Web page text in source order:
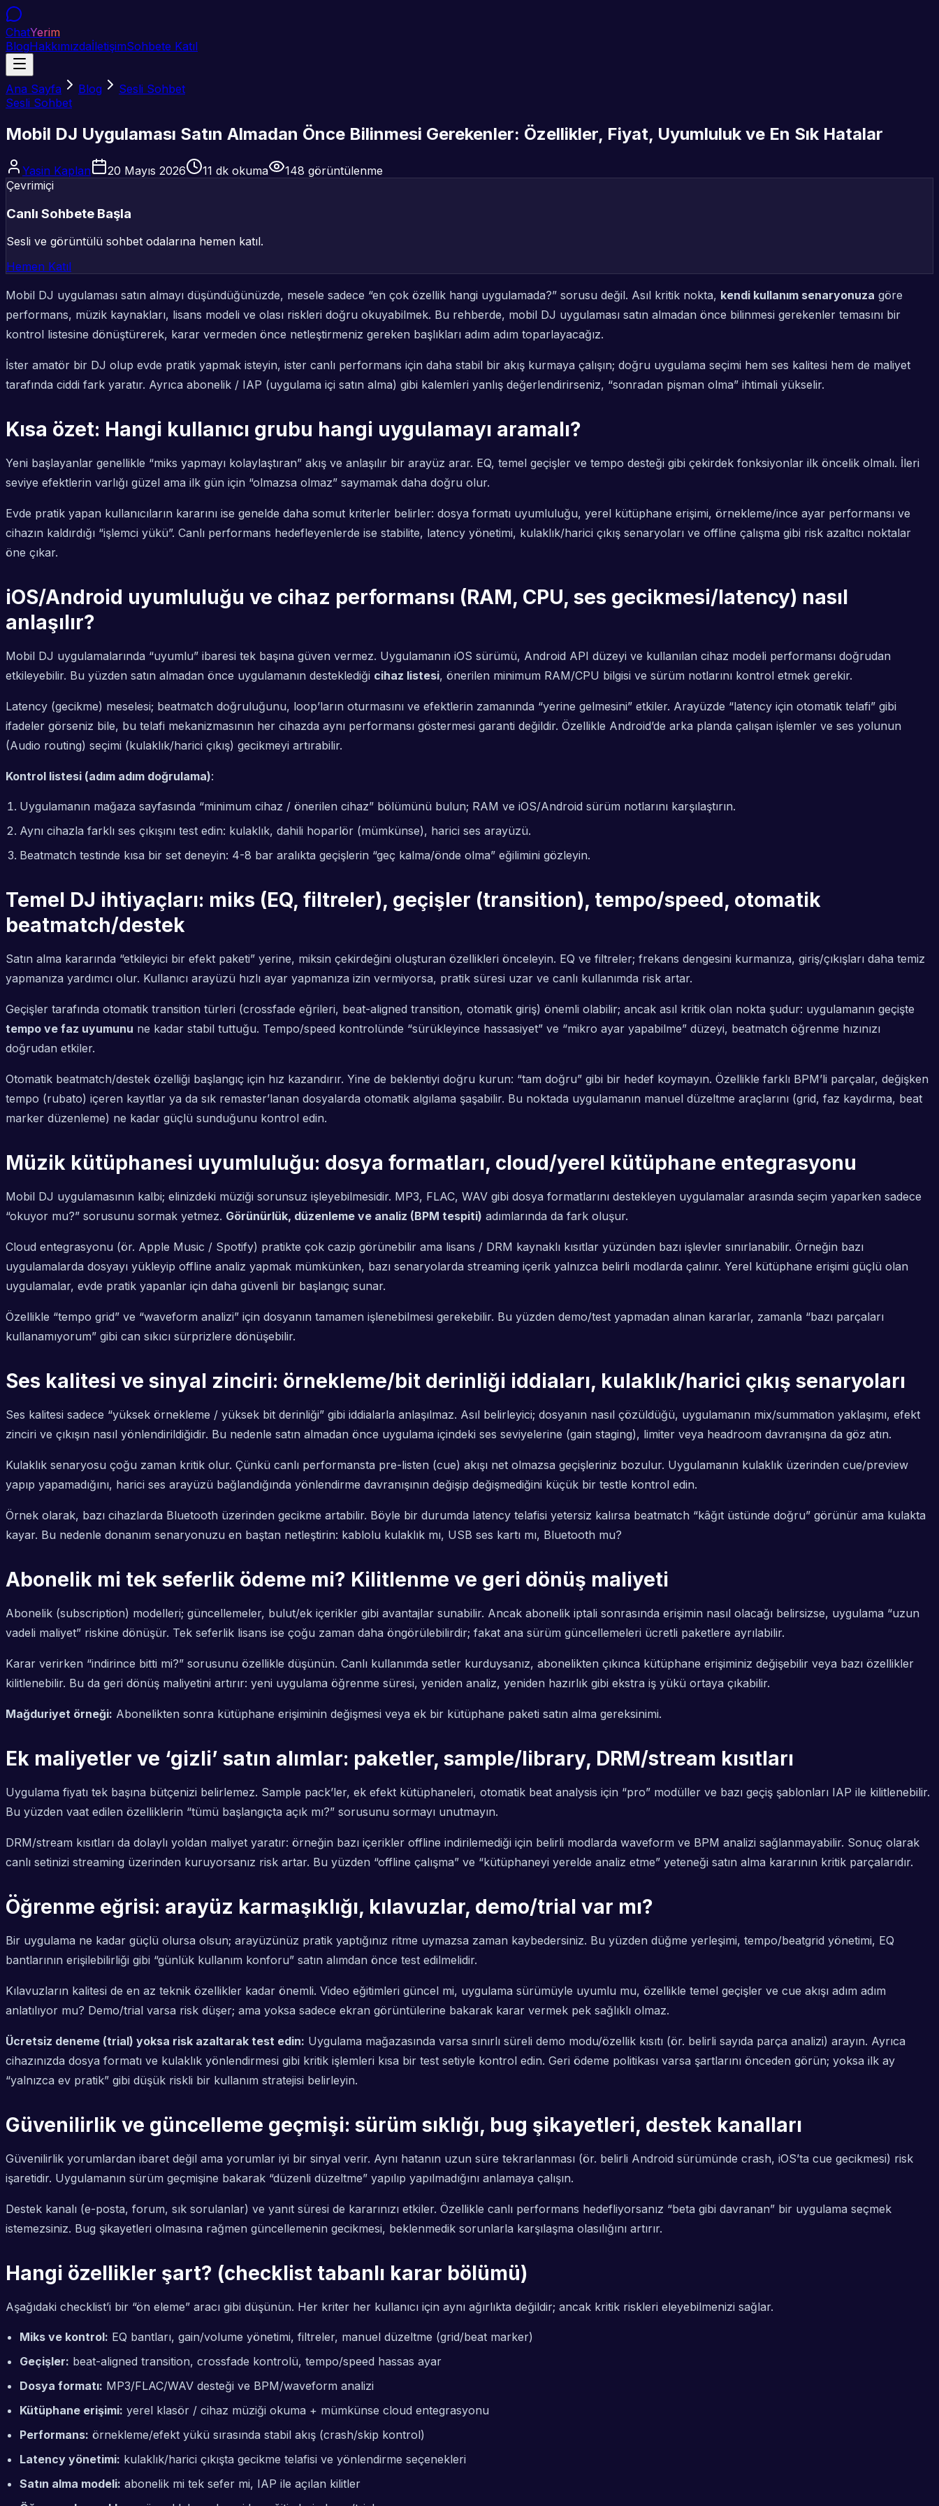
ChatYerim
BlogHakkımızdaİletişimSohbete Katıl
Ana Sayfa Blog
Sesli Sohbet
Sesli Sohbet
Mobil DJ Uygulaması Satın Almadan Önce Bilinmesi Gerekenler: Özellikler, Fiyat, Uyumluluk ve En Sık Hatalar
Yasin Kaplan 20 Mayıs 2026 11 dk okuma 148 görüntülenme
Çevrimiçi
Canlı Sohbete Başla
Sesli ve görüntülü sohbet odalarına hemen katıl.
Hemen Katıl
Mobil DJ uygulaması satın almayı düşündüğünüzde, mesele sadece “en çok özellik hangi uygulamada?” sorusu değil. Asıl kritik nokta, kendi kullanım senaryonuza göre
performans, müzik kaynakları, lisans modeli ve olası riskleri doğru okuyabilmek. Bu rehberde, mobil DJ uygulaması satın almadan önce bilinmesi gerekenler temasını bir
kontrol listesine dönüştürerek, karar vermeden önce netleştirmeniz gereken başlıkları adım adım toparlayacağız.
İster amatör bir DJ olup evde pratik yapmak isteyin, ister canlı performans için daha stabil bir akış kurmaya çalışın; doğru uygulama seçimi hem ses kalitesi hem de maliyet
tarafında ciddi fark yaratır. Ayrıca abonelik / IAP (uygulama içi satın alma) gibi kalemleri yanlış değerlendirirseniz, “sonradan pişman olma” ihtimali yükselir.
Kısa özet: Hangi kullanıcı grubu hangi uygulamayı aramalı?
Yeni başlayanlar genellikle “miks yapmayı kolaylaştıran” akış ve anlaşılır bir arayüz arar. EQ, temel geçişler ve tempo desteği gibi çekirdek fonksiyonlar ilk öncelik olmalı. İleri
seviye efektlerin varlığı güzel ama ilk gün için “olmazsa olmaz” saymamak daha doğru olur.
Evde pratik yapan kullanıcıların kararını ise genelde daha somut kriterler belirler: dosya formatı uyumluluğu, yerel kütüphane erişimi, örnekleme/ince ayar performansı ve
cihazın kaldırdığı “işlemci yükü”. Canlı performans hedefleyenlerde ise stabilite, latency yönetimi, kulaklık/harici çıkış senaryoları ve offline çalışma gibi risk azaltıcı noktalar
öne çıkar.
iOS/Android uyumluluğu ve cihaz performansı (RAM, CPU, ses gecikmesi/latency) nasıl
anlaşılır?
Mobil DJ uygulamalarında “uyumlu” ibaresi tek başına güven vermez. Uygulamanın iOS sürümü, Android API düzeyi ve kullanılan cihaz modeli performansı doğrudan
etkileyebilir. Bu yüzden satın almadan önce uygulamanın desteklediği cihaz listesi, önerilen minimum RAM/CPU bilgisi ve sürüm notlarını kontrol etmek gerekir.
Latency (gecikme) meselesi; beatmatch doğruluğunu, loop’ların oturmasını ve efektlerin zamanında “yerine gelmesini” etkiler. Arayüzde “latency için otomatik telafi” gibi
ifadeler görseniz bile, bu telafi mekanizmasının her cihazda aynı performansı göstermesi garanti değildir. Özellikle Android’de arka planda çalışan işlemler ve ses yolunun
(Audio routing) seçimi (kulaklık/harici çıkış) gecikmeyi artırabilir.
Kontrol listesi (adım adım doğrulama):
Uygulamanın mağaza sayfasında “minimum cihaz / önerilen cihaz” bölümünü bulun; RAM ve iOS/Android sürüm notlarını karşılaştırın.
Aynı cihazla farklı ses çıkışını test edin: kulaklık, dahili hoparlör (mümkünse), harici ses arayüzü.
Beatmatch testinde kısa bir set deneyin: 4-8 bar aralıkta geçişlerin “geç kalma/önde olma” eğilimini gözleyin.
Temel DJ ihtiyaçları: miks (EQ, filtreler), geçişler (transition), tempo/speed, otomatik
beatmatch/destek
Satın alma kararında “etkileyici bir efekt paketi” yerine, miksin çekirdeğini oluşturan özellikleri önceleyin. EQ ve filtreler; frekans dengesini kurmanıza, giriş/çıkışları daha temiz
yapmanıza yardımcı olur. Kullanıcı arayüzü hızlı ayar yapmanıza izin vermiyorsa, pratik süresi uzar ve canlı kullanımda risk artar.
Geçişler tarafında otomatik transition türleri (crossfade eğrileri, beat-aligned transition, otomatik giriş) önemli olabilir; ancak asıl kritik olan nokta şudur: uygulamanın geçişte
tempo ve faz uyumunu ne kadar stabil tuttuğu. Tempo/speed kontrolünde “sürükleyince hassasiyet” ve “mikro ayar yapabilme” düzeyi, beatmatch öğrenme hızınızı
doğrudan etkiler.
Otomatik beatmatch/destek özelliği başlangıç için hız kazandırır. Yine de beklentiyi doğru kurun: “tam doğru” gibi bir hedef koymayın. Özellikle farklı BPM’li parçalar, değişken
tempo (rubato) içeren kayıtlar ya da sık remaster’lanan dosyalarda otomatik algılama şaşabilir. Bu noktada uygulamanın manuel düzeltme araçlarını (grid, faz kaydırma, beat
marker düzenleme) ne kadar güçlü sunduğunu kontrol edin.
Müzik kütüphanesi uyumluluğu: dosya formatları, cloud/yerel kütüphane entegrasyonu
Mobil DJ uygulamasının kalbi; elinizdeki müziği sorunsuz işleyebilmesidir. MP3, FLAC, WAV gibi dosya formatlarını destekleyen uygulamalar arasında seçim yaparken sadece
“okuyor mu?” sorusunu sormak yetmez. Görünürlük, düzenleme ve analiz (BPM tespiti) adımlarında da fark oluşur.
Cloud entegrasyonu (ör. Apple Music / Spotify) pratikte çok cazip görünebilir ama lisans / DRM kaynaklı kısıtlar yüzünden bazı işlevler sınırlanabilir. Örneğin bazı
uygulamalarda dosyayı yükleyip offline analiz yapmak mümkünken, bazı senaryolarda streaming içerik yalnızca belirli modlarda çalınır. Yerel kütüphane erişimi güçlü olan
uygulamalar, evde pratik yapanlar için daha güvenli bir başlangıç sunar.
Özellikle “tempo grid” ve “waveform analizi” için dosyanın tamamen işlenebilmesi gerekebilir. Bu yüzden demo/test yapmadan alınan kararlar, zamanla “bazı parçaları
kullanamıyorum” gibi can sıkıcı sürprizlere dönüşebilir.
Ses kalitesi ve sinyal zinciri: örnekleme/bit derinliği iddiaları, kulaklık/harici çıkış senaryoları
Ses kalitesi sadece “yüksek örnekleme / yüksek bit derinliği” gibi iddialarla anlaşılmaz. Asıl belirleyici; dosyanın nasıl çözüldüğü, uygulamanın mix/summation yaklaşımı, efekt
zinciri ve çıkışın nasıl yönlendirildiğidir. Bu nedenle satın almadan önce uygulama içindeki ses seviyelerine (gain staging), limiter veya headroom davranışına da göz atın.
Kulaklık senaryosu çoğu zaman kritik olur. Çünkü canlı performansta pre-listen (cue) akışı net olmazsa geçişleriniz bozulur. Uygulamanın kulaklık üzerinden cue/preview
yapıp yapamadığını, harici ses arayüzü bağlandığında yönlendirme davranışının değişip değişmediğini küçük bir testle kontrol edin.
Örnek olarak, bazı cihazlarda Bluetooth üzerinden gecikme artabilir. Böyle bir durumda latency telafisi yetersiz kalırsa beatmatch “kâğıt üstünde doğru” görünür ama kulakta
kayar. Bu nedenle donanım senaryonuzu en baştan netleştirin: kablolu kulaklık mı, USB ses kartı mı, Bluetooth mu?
Abonelik mi tek seferlik ödeme mi? Kilitlenme ve geri dönüş maliyeti
Abonelik (subscription) modelleri; güncellemeler, bulut/ek içerikler gibi avantajlar sunabilir. Ancak abonelik iptali sonrasında erişimin nasıl olacağı belirsizse, uygulama “uzun
vadeli maliyet” riskine dönüşür. Tek seferlik lisans ise çoğu zaman daha öngörülebilirdir; fakat ana sürüm güncellemeleri ücretli paketlere ayrılabilir.
Karar verirken “indirince bitti mi?” sorusunu özellikle düşünün. Canlı kullanımda setler kurduysanız, abonelikten çıkınca kütüphane erişiminiz değişebilir veya bazı özellikler
kilitlenebilir. Bu da geri dönüş maliyetini artırır: yeni uygulama öğrenme süresi, yeniden analiz, yeniden hazırlık gibi ekstra iş yükü ortaya çıkabilir.
Mağduriyet örneği: Abonelikten sonra kütüphane erişiminin değişmesi veya ek bir kütüphane paketi satın alma gereksinimi.
Ek maliyetler ve ‘gizli’ satın alımlar: paketler, sample/library, DRM/stream kısıtları
Uygulama fiyatı tek başına bütçenizi belirlemez. Sample pack’ler, ek efekt kütüphaneleri, otomatik beat analysis için “pro” modüller ve bazı geçiş şablonları IAP ile kilitlenebilir.
Bu yüzden vaat edilen özelliklerin “tümü başlangıçta açık mı?” sorusunu sormayı unutmayın.
DRM/stream kısıtları da dolaylı yoldan maliyet yaratır: örneğin bazı içerikler offline indirilemediği için belirli modlarda waveform ve BPM analizi sağlanmayabilir. Sonuç olarak
canlı setinizi streaming üzerinden kuruyorsanız risk artar. Bu yüzden “offline çalışma” ve “kütüphaneyi yerelde analiz etme” yeteneği satın alma kararının kritik parçalarıdır.
Öğrenme eğrisi: arayüz karmaşıklığı, kılavuzlar, demo/trial var mı?
Bir uygulama ne kadar güçlü olursa olsun; arayüzünüz pratik yaptığınız ritme uymazsa zaman kaybedersiniz. Bu yüzden düğme yerleşimi, tempo/beatgrid yönetimi, EQ
bantlarının erişilebilirliği gibi “günlük kullanım konforu” satın alımdan önce test edilmelidir.
Kılavuzların kalitesi de en az teknik özellikler kadar önemli. Video eğitimleri güncel mi, uygulama sürümüyle uyumlu mu, özellikle temel geçişler ve cue akışı adım adım
anlatılıyor mu? Demo/trial varsa risk düşer; ama yoksa sadece ekran görüntülerine bakarak karar vermek pek sağlıklı olmaz.
Ücretsiz deneme (trial) yoksa risk azaltarak test edin: Uygulama mağazasında varsa sınırlı süreli demo modu/özellik kısıtı (ör. belirli sayıda parça analizi) arayın. Ayrıca
cihazınızda dosya formatı ve kulaklık yönlendirmesi gibi kritik işlemleri kısa bir test setiyle kontrol edin. Geri ödeme politikası varsa şartlarını önceden görün; yoksa ilk ay
“yalnızca ev pratik” gibi düşük riskli bir kullanım stratejisi belirleyin.
Güvenilirlik ve güncelleme geçmişi: sürüm sıklığı, bug şikayetleri, destek kanalları
Güvenilirlik yorumlardan ibaret değil ama yorumlar iyi bir sinyal verir. Aynı hatanın uzun süre tekrarlanması (ör. belirli Android sürümünde crash, iOS’ta cue gecikmesi) risk
işaretidir. Uygulamanın sürüm geçmişine bakarak “düzenli düzeltme” yapılıp yapılmadığını anlamaya çalışın.
Destek kanalı (e-posta, forum, sık sorulanlar) ve yanıt süresi de kararınızı etkiler. Özellikle canlı performans hedefliyorsanız “beta gibi davranan” bir uygulama seçmek
istemezsiniz. Bug şikayetleri olmasına rağmen güncellemenin gecikmesi, beklenmedik sorunlarla karşılaşma olasılığını artırır.
Hangi özellikler şart? (checklist tabanlı karar bölümü)
Aşağıdaki checklist’i bir “ön eleme” aracı gibi düşünün. Her kriter her kullanıcı için aynı ağırlıkta değildir; ancak kritik riskleri eleyebilmenizi sağlar.
Miks ve kontrol: EQ bantları, gain/volume yönetimi, filtreler, manuel düzeltme (grid/beat marker)
Geçişler: beat-aligned transition, crossfade kontrolü, tempo/speed hassas ayar
Dosya formatı: MP3/FLAC/WAV desteği ve BPM/waveform analizi
Kütüphane erişimi: yerel klasör / cihaz müziği okuma + mümkünse cloud entegrasyonu
Performans: örnekleme/efekt yükü sırasında stabil akış (crash/skip kontrol)
Latency yönetimi: kulaklık/harici çıkışta gecikme telafisi ve yönlendirme seçenekleri
Satın alma modeli: abonelik mi tek sefer mi, IAP ile açılan kilitler